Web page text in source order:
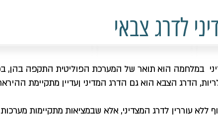
לדרג צבאי
במלחמה הוא תואר של המערכת הפוליטית התקפה בהן,
הדרג הצבא הוא גם הדרג המדיני ןעדיין מתקיימת
עוררין לדרג המצדיני, אלא שבמציאות מתקיימות